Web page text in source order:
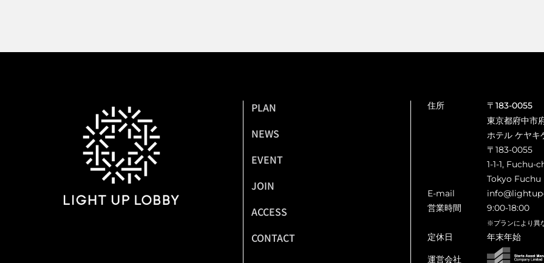
PLAN
NEWS
EVENT
JOIN
ACCESS
CONTACT
住所
〒183-0055
東京都府中市
ホテル ケヤキ
〒183-0055
1-1-1, Fuchu-
Tokyo Fuchu
E-mail
営業時間
9:00-18:00
※プランにより異
定休日 年末年始
運営会社